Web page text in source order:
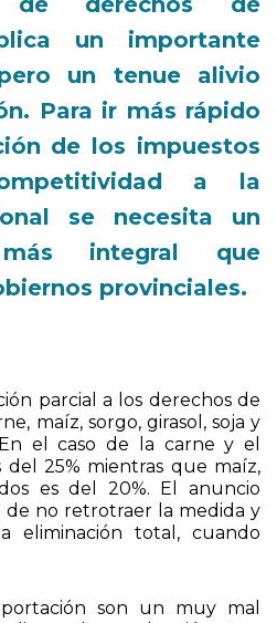
de derechos de
un importante
un tenue alivio
Para ir más rápido
de los impuestos
a la
se necesita un
integral que
parcial a los derechos de
maíz, sorgo, girasol, soja y
el caso de la carne y el
25% mientras que maíz,
es del 20%. El anuncio
no retrotraer la medida y
eliminación total, cuando